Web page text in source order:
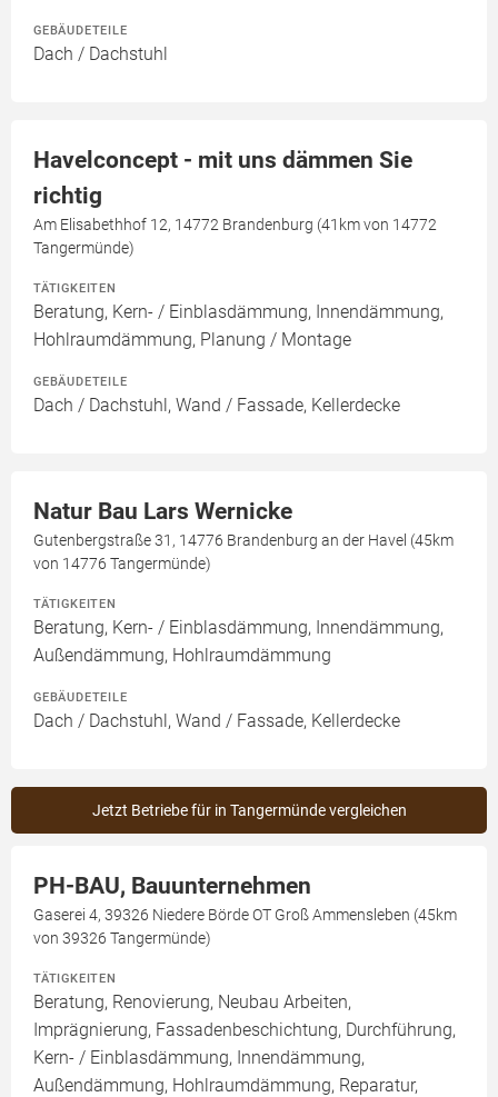
GEBÄUDETEILE
Dach / Dachstuhl
Havelconcept - mit uns dämmen Sie
richtig
Am Elisabethhof 12, 14772 Brandenburg (41km von 14772
Tangermünde)
TÄTIGKEITEN
Beratung, Kern- / Einblasdämmung, Innendämmung,
Hohlraumdämmung, Planung / Montage
GEBÄUDETEILE
Dach / Dachstuhl, Wand / Fassade, Kellerdecke
Natur Bau Lars Wernicke
Gutenbergstraße 31, 14776 Brandenburg an der Havel (45km
von 14776 Tangermünde)
TÄTIGKEITEN
Beratung, Kern- / Einblasdämmung, Innendämmung,
Außendämmung, Hohlraumdämmung
GEBÄUDETEILE
Dach / Dachstuhl, Wand / Fassade, Kellerdecke
Jetzt Betriebe für in Tangermünde vergleichen
PH-BAU, Bauunternehmen
Gaserei 4, 39326 Niedere Börde OT Groß Ammensleben (45km
von 39326 Tangermünde)
TÄTIGKEITEN
Beratung, Renovierung, Neubau Arbeiten,
Imprägnierung, Fassadenbeschichtung, Durchführung,
Kern- / Einblasdämmung, Innendämmung,
Außendämmung, Hohlraumdämmung, Reparatur,